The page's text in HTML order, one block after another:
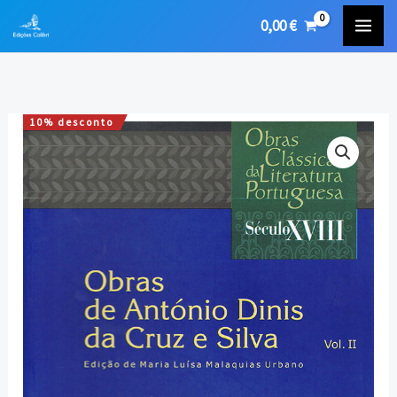
0,00€
10% desconto
O
preço
era:
23,00 €.
O
preço
20,70 €.
Quantidade
de
Obras